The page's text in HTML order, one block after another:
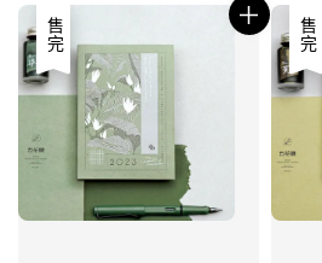
售完 售完